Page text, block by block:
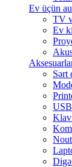
Ev üçün
TV
Ev
Sərt
USB